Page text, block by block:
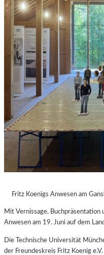
Fritz Koenigs Anwesen am
Mit Vernissage,
Anwesen am 19. Juni auf dem
Die Technische Universität
der Freundeskreis Fritz Koenig